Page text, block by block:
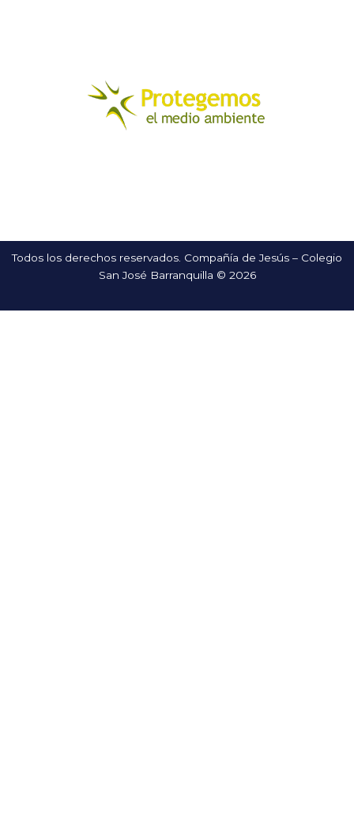
Todos los derechos reservados. Compañía de Jesús – Colegio
San José Barranquilla © 2026